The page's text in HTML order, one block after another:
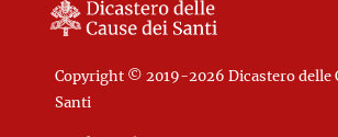
Copyright © 2019-2026 Dicastero delle
Santi